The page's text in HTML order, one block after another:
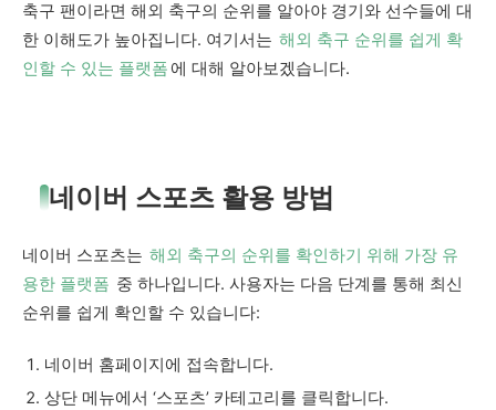
축구 팬이라면 해외 축구의 순위를 알아야 경기와 선수들에 대
한 이해도가 높아집니다. 여기서는 해외 축구 순위를 쉽게 확
인할 수 있는 플랫폼 에 대해 알아보겠습니다.
네이버 스포츠 활용 방법
네이버 스포츠는 해외 축구의 순위를 확인하기 위해 가장 유
용한 플랫폼 중 하나입니다. 사용자는 다음 단계를 통해 최신
순위를 쉽게 확인할 수 있습니다:
네이버 홈페이지에 접속합니다.
상단 메뉴에서 ‘스포츠’ 카테고리를 클릭합니다.